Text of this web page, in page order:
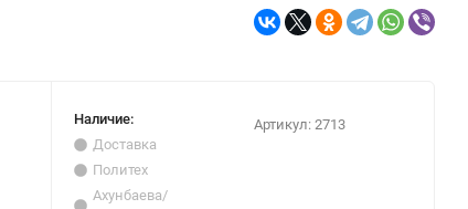
Наличие:
Доставка
Политех
Ахунбаева/
Артикул: 2713